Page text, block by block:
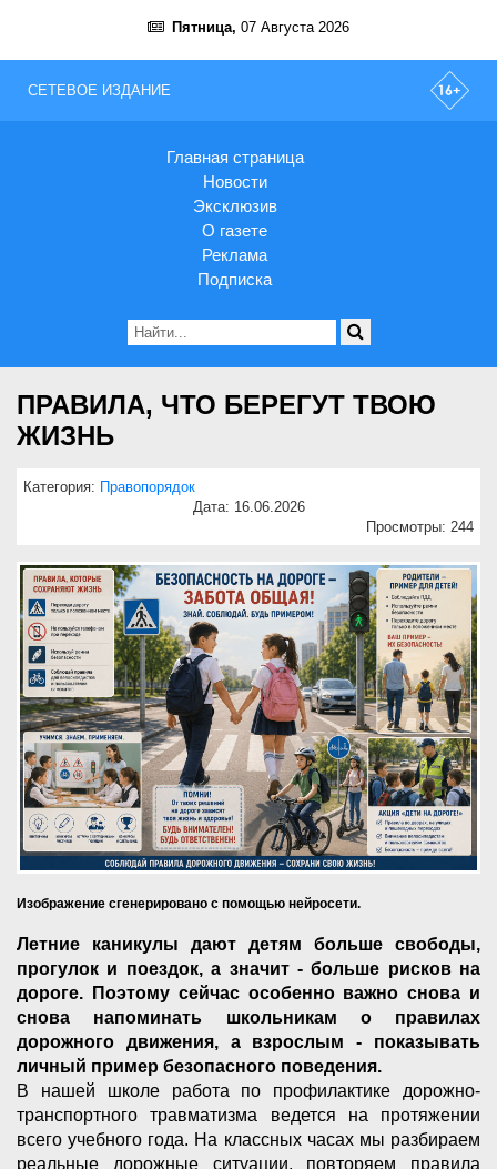
Пятница, 07 Августа 2026
СЕТЕВОЕ ИЗДАНИЕ
Главная страница
Новости
Эксклюзив
О газете
Реклама
Подписка
ПРАВИЛА, ЧТО БЕРЕГУТ ТВОЮ
ЖИЗНЬ
Категория: Правопорядок
Дата: 16.06.2026
Просмотры: 244
Изображение сгенерировано с помощью нейросети.
Летние каникулы дают детям больше свободы,
прогулок и поездок, а значит - больше рисков на
дороге. Поэтому сейчас особенно важно снова и
снова напоминать школьникам о правилах
дорожного движения, а взрослым - показывать
личный пример безопасного поведения.
В нашей школе работа по профилактике дорожно-
транспортного травматизма ведется на протяжении
всего учебного года. На классных часах мы разбираем
реальные дорожные ситуации, повторяем правила